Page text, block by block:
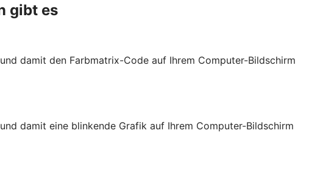
gibt es
damit den Farbmatrix-Code auf Ihrem Computer-Bildschirm
damit eine blinkende Grafik auf Ihrem Computer-Bildschirm